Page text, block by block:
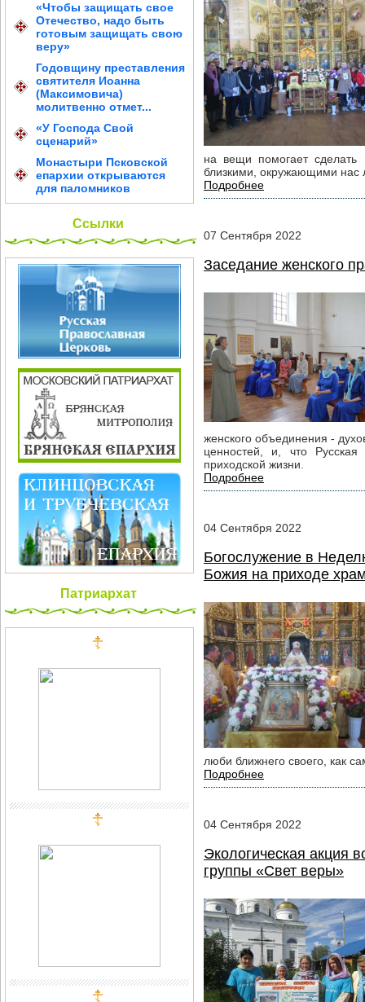
«Чтобы защищать свое
Отечество, надо быть
готовым защищать свою
веру»
Годовщину преставления
святителя Иоанна
(Максимовича)
молитвенно отмет...
«У Господа Свой
сценарий»
Монастыри Псковской
епархии открываются
для паломников
Ссылки
Патриархат
на вещи помогает
близкими, окружающими нас
Подробнее
07 Сентября 2022
Заседание женского
женского объединения -
ценностей, и, что
приходской жизни.
Подробнее
04 Сентября 2022
Богослужение в
Божия на приходе
люби ближнего своего, как
Подробнее
04 Сентября 2022
Экологическая акция
группы «Свет веры»